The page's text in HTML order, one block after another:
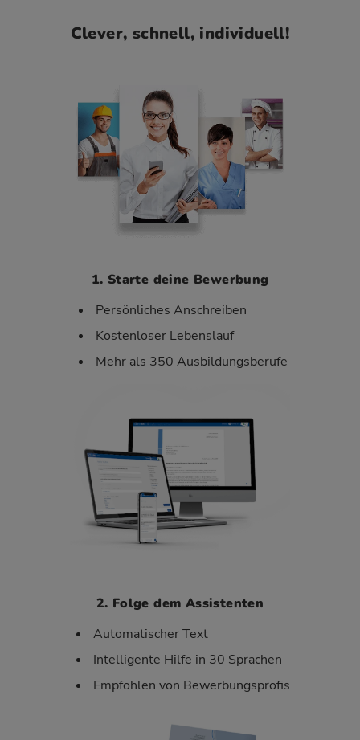
Clever, schnell, individuell!
1. Starte deine Bewerbung
Persönliches Anschreiben
Kostenloser Lebenslauf
Mehr als 350 Ausbildungsberufe
2. Folge dem Assistenten
Automatischer Text
Intelligente Hilfe in 30 Sprachen
Empfohlen von Bewerbungsprofis